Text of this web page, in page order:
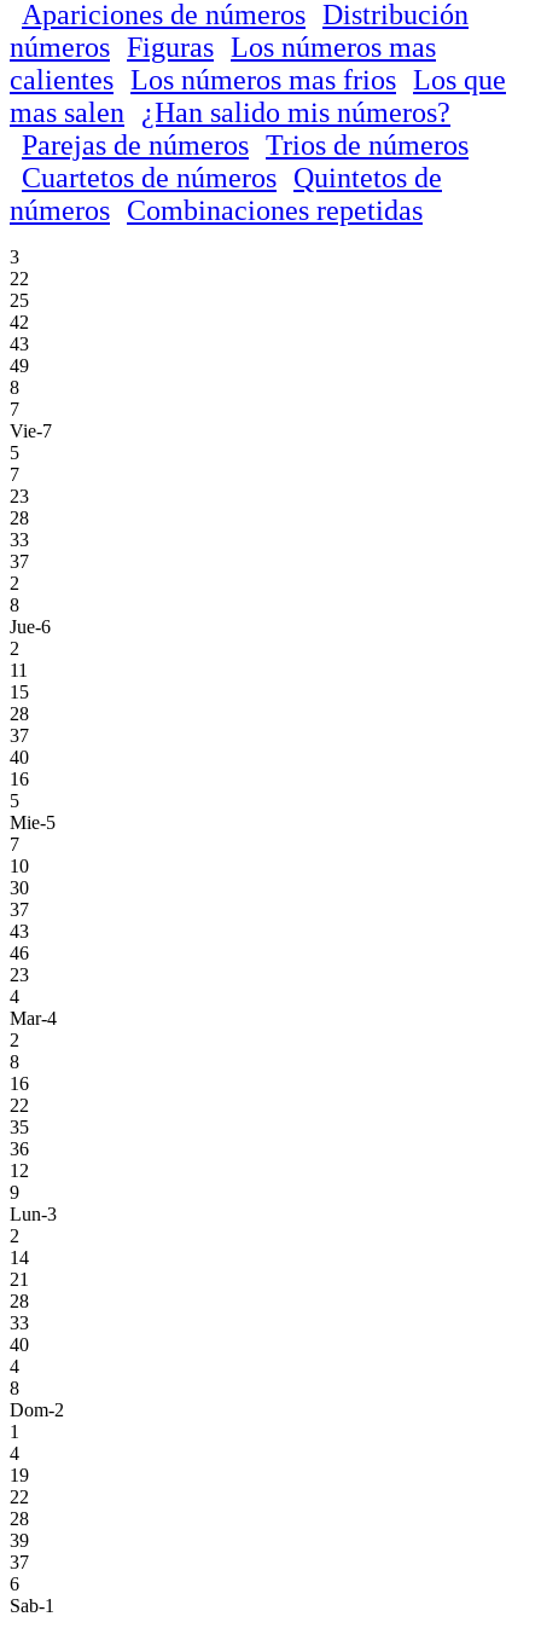
Apariciones de números Distribución
números Figuras Los números mas
calientes Los números mas frios Los que
mas salen
¿Han salido mis números?
Parejas de números Trios de números
Cuartetos de números Quintetos de
números Combinaciones repetidas
3
22
25
42
43
49
8
7
Vie-7
5
7
23
28
33
37
2
8
Jue-6
2
11
15
28
37
40
16
5
Mie-5
7
10
30
37
43
46
23
4
Mar-4
2
8
16
22
35
36
12
9
Lun-3
2
14
21
28
33
40
4
8
Dom-2
1
4
19
22
28
39
37
6
Sab-1